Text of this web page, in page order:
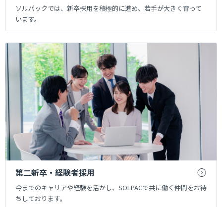
ソルパックでは、新卒採用を積極的に進め、若手が大きく育って
います。
第二新卒・経験者採用
今までのキャリアや経験を活かし、SOLPACで共に働く仲間をお待
ちしております。